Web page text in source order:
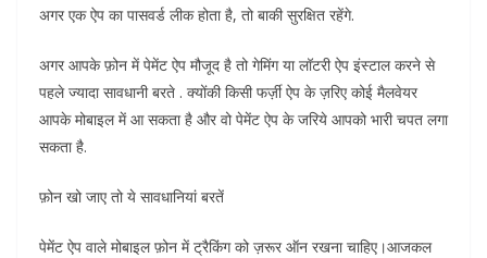
अगर एक ऐप का पासवर्ड लीक होता है, तो बाकी सुरक्षित रहेंगे.
अगर आपके फ़ोन में पेमेंट ऐप मौजूद है तो गेमिंग या लॉटरी ऐप इंस्टाल करने से
पहले ज्यादा सावधानी बरते . क्योंकी किसी फर्ज़ी ऐप के ज़रिए कोई मैलवेयर
आपके मोबाइल में आ सकता है और वो पेमेंट ऐप के जरिये आपको भारी चपत लगा
सकता है.
फ़ोन खो जाए तो ये सावधानियां बरतें
पेमेंट ऐप वाले मोबाइल फ़ोन में ट्रैकिंग को ज़रूर ऑन रखना चाहिए।आजकल